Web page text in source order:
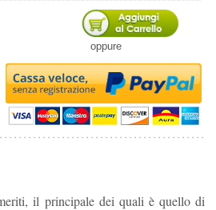
oppure
il principale dei quali è quello di